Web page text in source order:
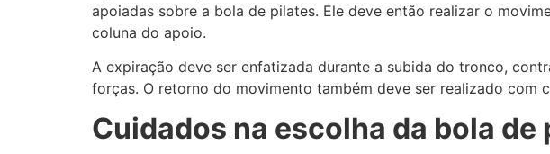
apoiadas sobre a bola de pilates. Ele deve então realizar o
coluna do apoio.
A expiração deve ser enfatizada durante a subida do tronco,
forças. O retorno do movimento também deve ser realizado com
Cuidados na escolha da bola de